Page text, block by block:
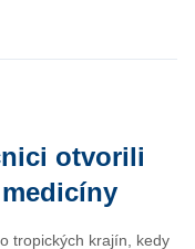
otvorili
tropických krajín, kedy